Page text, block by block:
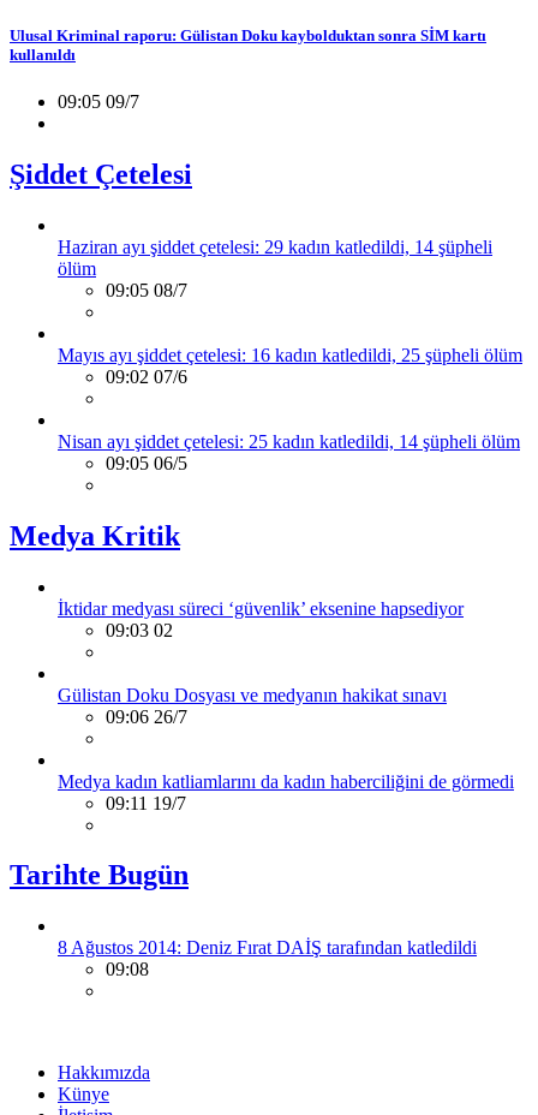
Ulusal Kriminal raporu: Gülistan Doku kaybolduktan sonra SİM kartı
kullanıldı
09:05 09/7
Şiddet Çetelesi
Haziran ayı şiddet çetelesi: 29 kadın katledildi, 14 şüpheli
ölüm
09:05 08/7
Mayıs ayı şiddet çetelesi: 16 kadın katledildi, 25 şüpheli ölüm
09:02 07/6
Nisan ayı şiddet çetelesi: 25 kadın katledildi, 14 şüpheli ölüm
09:05 06/5
Medya Kritik
İktidar medyası süreci ‘güvenlik’ eksenine hapsediyor
09:03 02
Gülistan Doku Dosyası ve medyanın hakikat sınavı
09:06 26/7
Medya kadın katliamlarını da kadın haberciliğini de görmedi
09:11 19/7
Tarihte Bugün
8 Ağustos 2014: Deniz Fırat DAİŞ tarafından katledildi
09:08
Hakkımızda
Künye